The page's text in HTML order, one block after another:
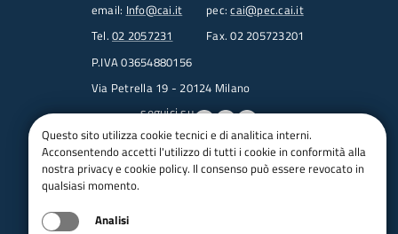
email: Info@cai.it pec:cai@pec.cai.it
Tel. 02 2057231
Fax. 02 205723201
P.IVA 03654880156
Via Petrella 19 - 20124 Milano
seguici su
Trasparenza
Amministrazione trasparente
Questo sito utilizza cookie tecnici e di analitica interni.
Acconsentendo accetti l'utilizzo di tutti i cookie in conformità alla
nostra privacy e cookie policy. Il consenso può essere revocato in
qualsiasi momento.
Analisi